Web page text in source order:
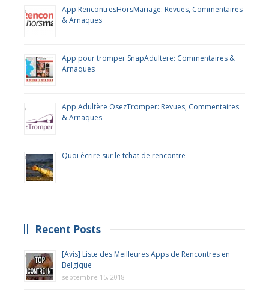
App RencontresHorsMariage: Revues, Commentaires
& Arnaques
App pour tromper SnapAdultere: Commentaires &
Arnaques
App Adultère OsezTromper: Revues, Commentaires
& Arnaques
Quoi écrire sur le tchat de rencontre
Recent Posts
[Avis] Liste des Meilleures Apps de Rencontres en
Belgique
septembre 15, 2018